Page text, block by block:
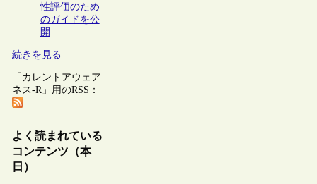
性評価のため
のガイドを公
開
続きを見る
「カレントアウェア
ネス-R」用のRSS：
よく読まれている
コンテンツ（本
日）